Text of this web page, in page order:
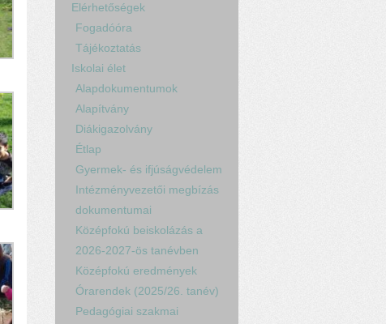
Elérhetőségek
Fogadóóra
Tájékoztatás
Iskolai élet
Alapdokumentumok
Alapítvány
Diákigazolvány
Étlap
Gyermek- és ifjúságvédelem
Intézményvezetői megbízás
dokumentumai
Középfokú beiskolázás a
2026-2027-ös tanévben
Középfokú eredmények
Órarendek (2025/26. tanév)
Pedagógiai szakmai